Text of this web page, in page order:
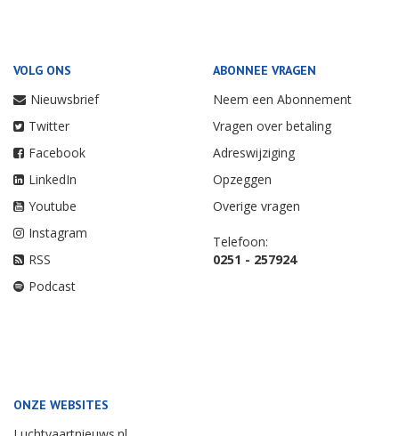
VOLG ONS
Nieuwsbrief
Twitter
Facebook
LinkedIn
Youtube
Instagram
RSS
Podcast
ABONNEE VRAGEN
Neem een Abonnement
Vragen over betaling
Adreswijziging
Opzeggen
Overige vragen
Telefoon:
0251 - 257924
ONZE WEBSITES